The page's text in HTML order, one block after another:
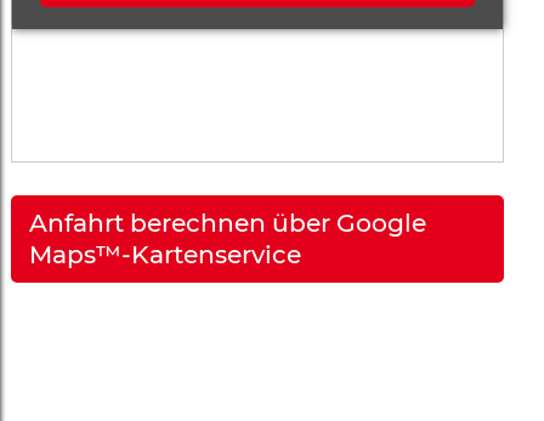
Anfahrt berechnen über Google
Maps™-Kartenservice